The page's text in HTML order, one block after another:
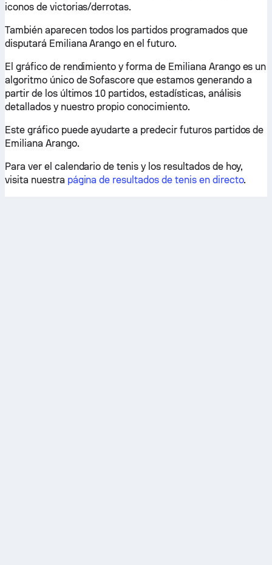
iconos de victorias/derrotas.
También aparecen todos los partidos programados que
disputará Emiliana Arango en el futuro.
El gráfico de rendimiento y forma de Emiliana Arango es un
algoritmo único de Sofascore que estamos generando a
partir de los últimos 10 partidos, estadísticas, análisis
detallados y nuestro propio conocimiento.
Este gráfico puede ayudarte a predecir futuros partidos de
Emiliana Arango.
Para ver el calendario de tenis y los resultados de hoy,
visita nuestra página de resultados de tenis en directo.